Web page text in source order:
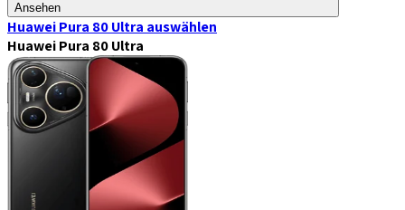
Ansehen
Huawei Pura 80 Ultra auswählen
Huawei Pura 80 Ultra